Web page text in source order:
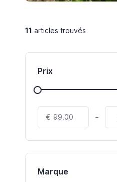
11 articles trouvés
Prix
€ -
Marque